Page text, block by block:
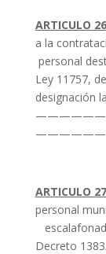
ARTICULO
a la
personal
Ley 11757,
designación
ARTICULO
Decreto